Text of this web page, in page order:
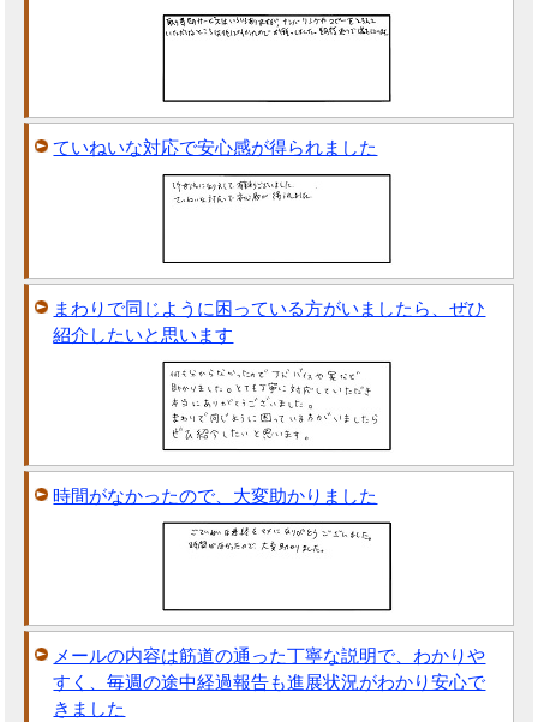
ていねいな対応で安心感が得られました
まわりで同じように困っている方がいましたら、ぜひ
紹介したいと思います
時間がなかったので、大変助かりました
メールの内容は筋道の通った丁寧な説明で、わかりや
すく、毎週の途中経過報告も進展状況がわかり安心で
きました